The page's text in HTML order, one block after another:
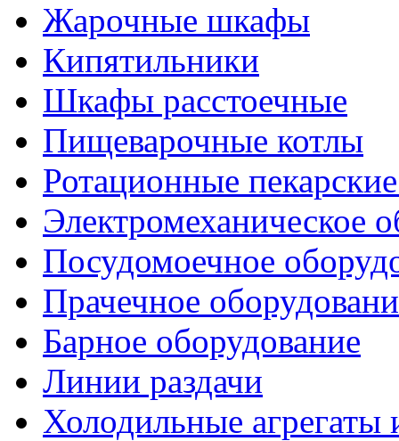
Жарочные шкафы
Кипятильники
Шкафы расстоечные
Пищеварочные котлы
Ротационные
Электромеханическое
Посудомоечное
Прачечное
Барное оборудование
Линии раздачи
Холодильные агрегаты